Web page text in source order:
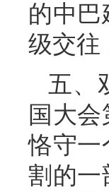
的中
级交往
五、
国大
恪守一
割的一